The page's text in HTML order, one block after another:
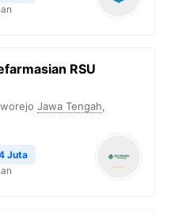
RSU
Jawa Tengah,
Juta